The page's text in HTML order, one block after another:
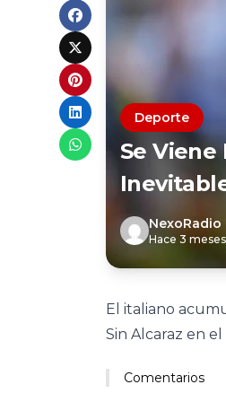
Deporte
Se Viene
NexoRadio
Hace 3 meses
El italiano
Sin Alcaraz en
Comentarios